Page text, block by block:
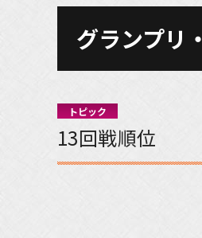
グランプリ
トピック
13回戦順位